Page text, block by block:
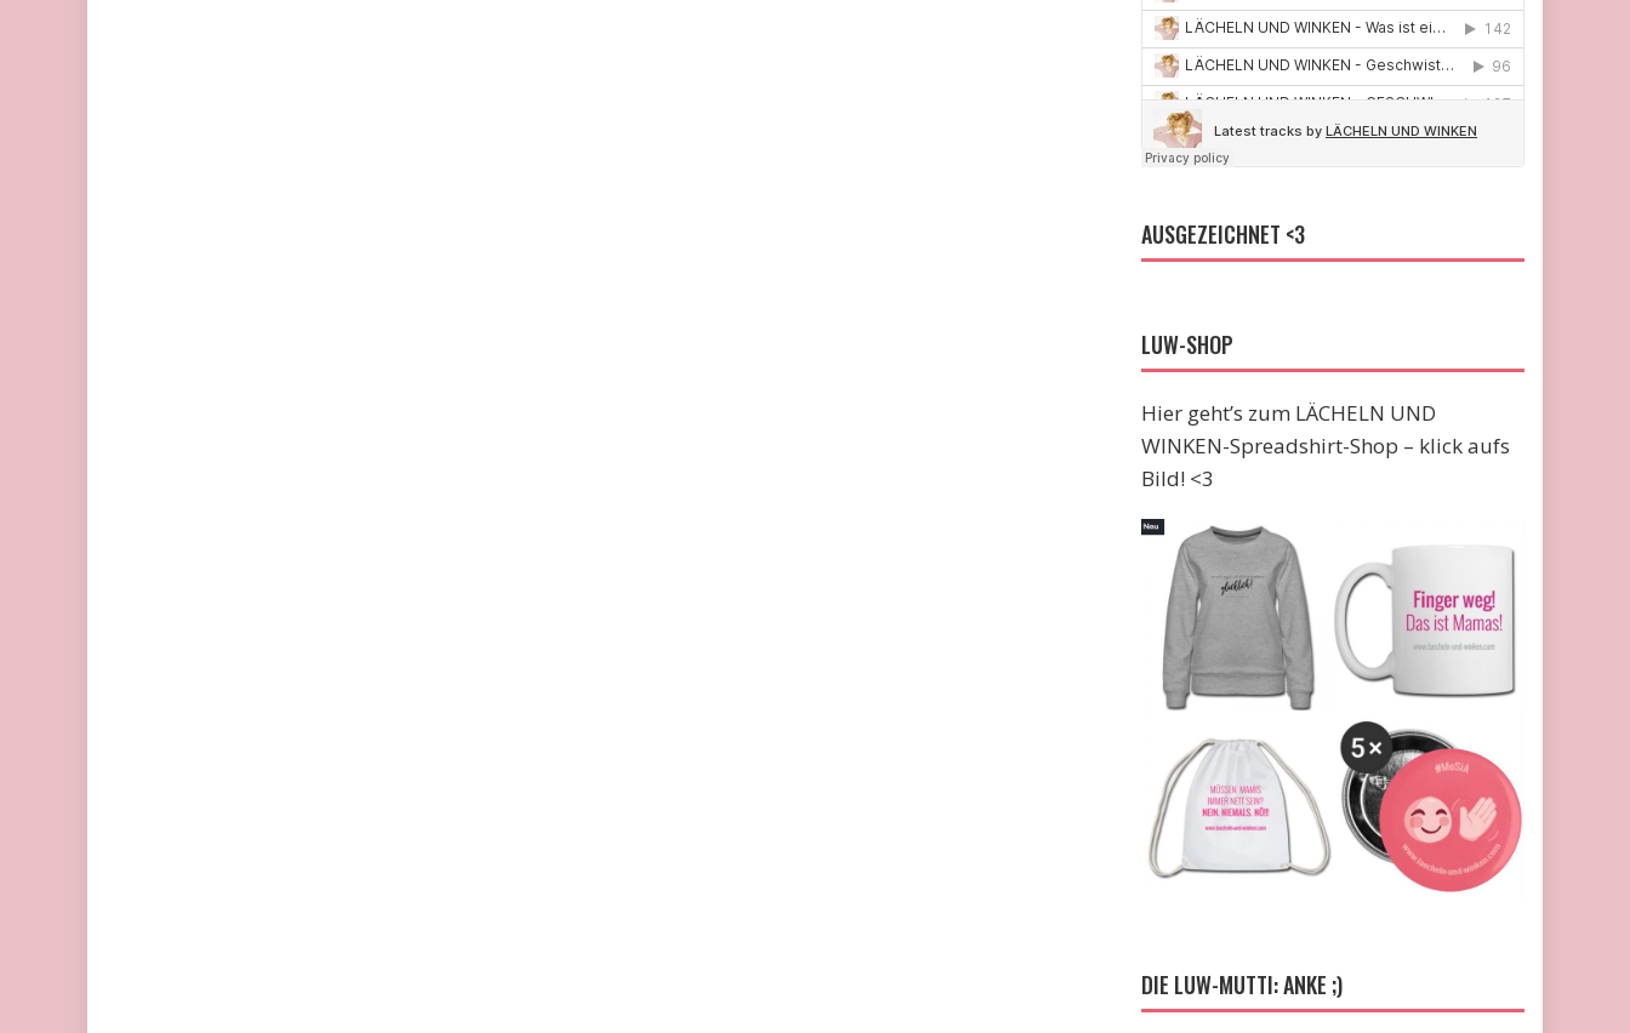
AUSGEZEICHNET <3
LUW-SHOP
Hier geht’s zum LÄCHELN UND
WINKEN-Spreadshirt-Shop – klick aufs
Bild! <3
DIE LUW-MUTTI: ANKE ;)